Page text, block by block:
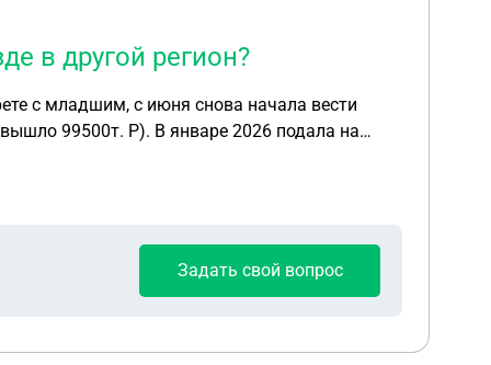
в другой регион?
с младшим, с июня снова начала вести
приходит отказ причина низкий доход , как
Задать свой вопрос